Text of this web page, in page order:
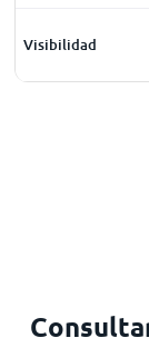
Visibilidad
Km 10Km